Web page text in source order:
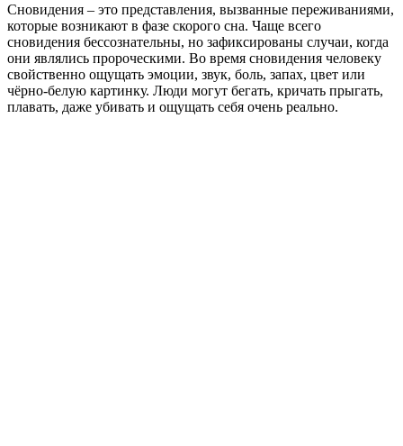
Сновидения – это представления, вызванные переживаниями,
которые возникают в фазе скорого сна. Чаще всего
сновидения бессознательны, но зафиксированы случаи, когда
они являлись пророческими. Во время сновидения человеку
свойственно ощущать эмоции, звук, боль, запах, цвет или
чёрно-белую картинку. Люди могут бегать, кричать прыгать,
плавать, даже убивать и ощущать себя очень реально.